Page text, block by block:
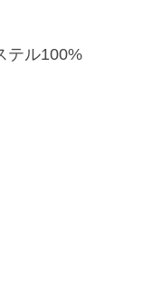
テル100%